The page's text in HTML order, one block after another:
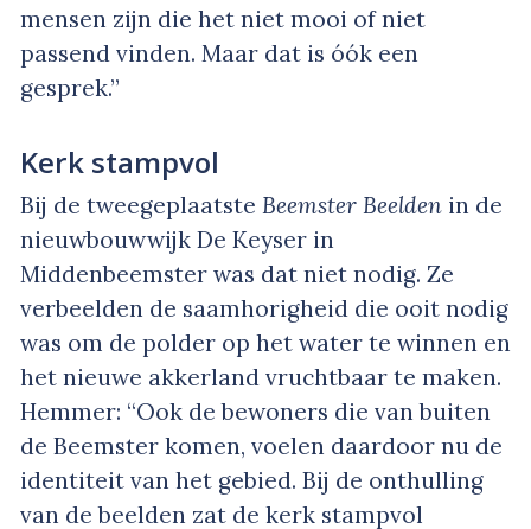
mensen zijn die het niet mooi of niet
passend vinden. Maar dat is óók een
gesprek.”
Kerk stampvol
Bij de tweegeplaatste Beemster Beelden in de
nieuwbouwwijk De Keyser in
Middenbeemster was dat niet nodig. Ze
verbeelden de saamhorigheid die ooit nodig
was om de polder op het water te winnen en
het nieuwe akkerland vruchtbaar te maken.
Hemmer: “Ook de bewoners die van buiten
de Beemster komen, voelen daardoor nu de
identiteit van het gebied. Bij de onthulling
van de beelden zat de kerk stampvol